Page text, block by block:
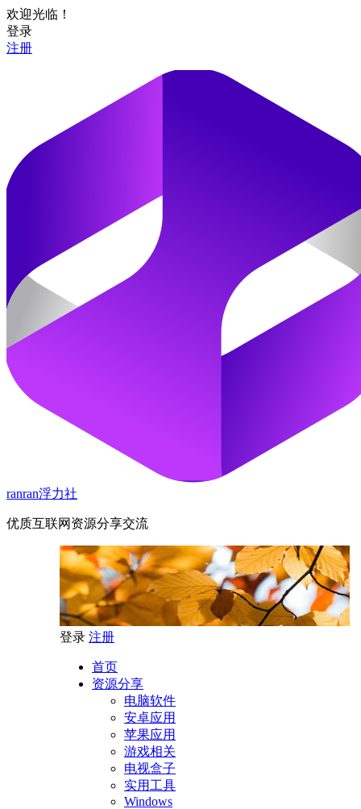
欢迎光临！
登录
注册
ranran浮力社
优质互联网资源分享交流
登录 注册
首页
资源分享
电脑软件
安卓应用
苹果应用
游戏相关
电视盒子
实用工具
Windows